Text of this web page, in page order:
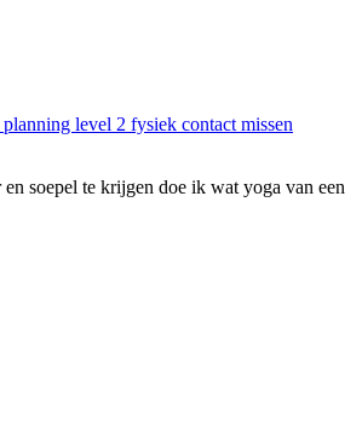
soepel te krijgen doe ik wat yoga van een